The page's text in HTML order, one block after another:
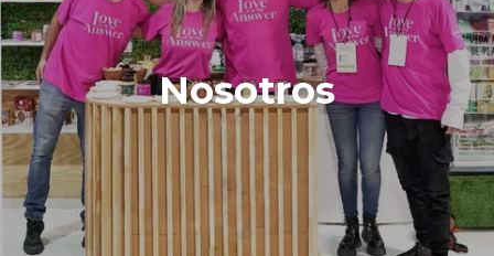
Nosotros